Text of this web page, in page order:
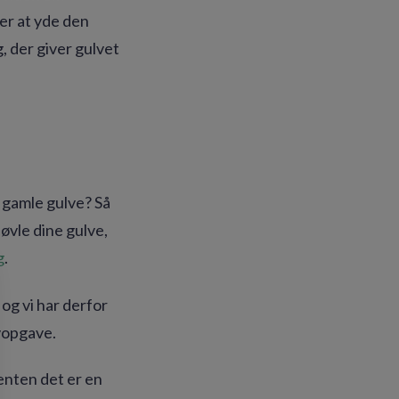
at yde den
der giver gulvet
gulve? Så
dine gulve,
.
vi har derfor
det er en